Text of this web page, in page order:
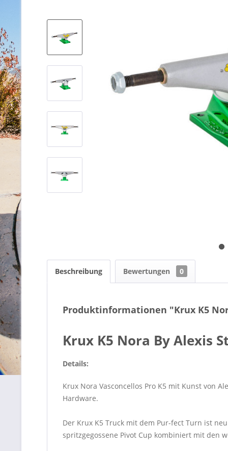
Beschreibung Bewertungen 0
Produktinformationen "Krux K5
Krux K5 Nora By Alexis
Details:
Krux Nora Vasconcellos Pro K5 mit Kunst von
Hardware.
Der Krux K5 Truck mit dem Pur-fect Turn ist
spritzgegossene Pivot Cup kombiniert mit den